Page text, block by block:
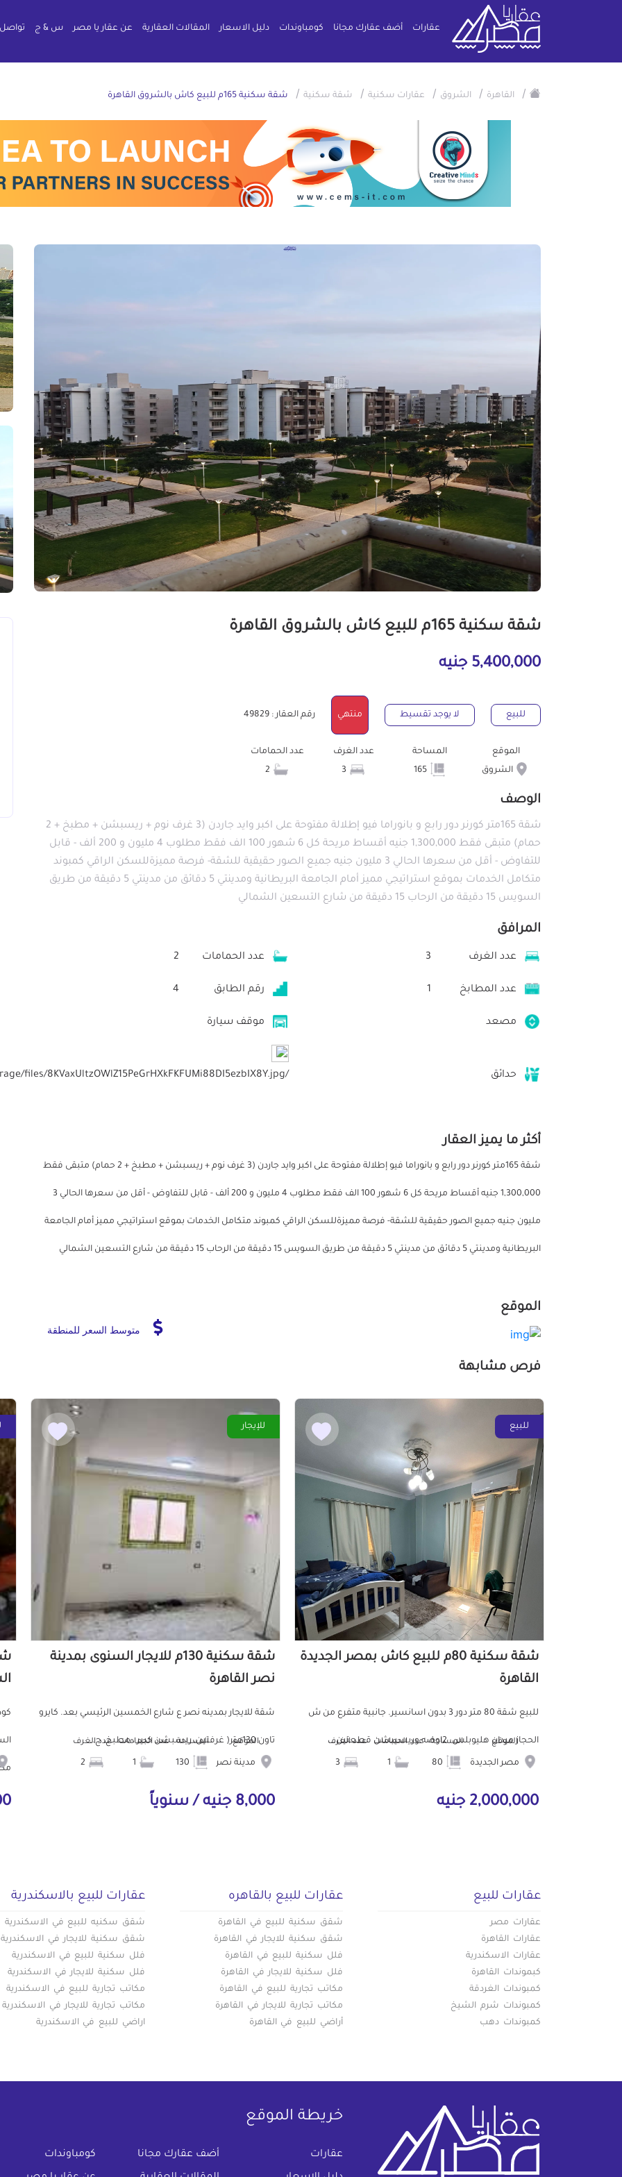
عقارات أضف عقارك مجانا كومباوندات دليل الاسعار المقالات العقارية عن عقار يا مصر س & ج
/ القاهرة / الشروق / عقارات سكنية / شقة سكنية / شقة سكنية 165م للبيع كاش بالشروق القاهرة
شقة سكنية 165م للبيع كاش بالشروق القاهرة
5,400,000 جنيه
للبيع لا يوجد تقسيط منتهي رقم العقار : 49829
الموقع
الشروق
المساحة
165
عدد الغرف
عدد الحمامات
الوصف
شقة 165متر كورنر دور رابع و بانوراما فيو إطلالة مفتوحة على اكبر وايد جاردن (3 غرف نوم + ريسبشن + مطبخ + 2
حمام) متبقى فقط 1,300,000 جنيه أقساط مريحة كل 6 شهور 100 الف فقط مطلوب 4 مليون و 200 ألف - قابل
للتفاوض - أقل من سعرها الحالي 3 مليون جنيه جميع الصور حقيقية للشقة- فرصة مميزةللسكن الراقي كمبوند
متكامل الخدمات بموقع استراتيجي مميز أمام الجامعة البريطانية ومدينتي 5 دقائق من مدينتي 5 دقيقة من طريق
السويس 15 دقيقة من الرحاب 15 دقيقة من شارع التسعين الشمالي
المرافق
عدد الغرف 3 عدد الحمامات 2
عدد المطابخ 1 رقم الطابق 4
مصعد موقف سيارة
حدائق /storage/files/8KVaxUltzOWlZ15PeGrHXkFKFUMi88DI5ezbIX8Y.jpg
أكثر ما يميز العقار
شقة 165متر كورنر دور رابع و بانوراما فيو إطلالة مفتوحة على اكبر وايد جاردن (3 غرف نوم + ريسبشن + مطبخ + 2 حمام) متبقى فقط
1,300,000 جنيه أقساط مريحة كل 6 شهور 100 الف فقط مطلوب 4 مليون و 200 ألف - قابل للتفاوض - أقل من سعرها الحالي 3
مليون جنيه جميع الصور حقيقية للشقة- فرصة مميزةللسكن الراقي كمبوند متكامل الخدمات بموقع استراتيجي مميز أمام الجامعة
البريطانية ومدينتي 5 دقائق من مدينتي 5 دقيقة من طريق السويس 15 دقيقة من الرحاب 15 دقيقة من شارع التسعين الشمالي
الموقع
متوسط السعر للمنطقة
فرص مشابهة
للبيع
شقة سكنية 80م للبيع كاش بمصر الجديدة
القاهرة
للبيع شقة 80 متر دور 3 بدون اسانسير. جانبية متفرع من ش
الحجاز ميدان هليوبلس. 2اوضه وريسيبشن قطعتين...
الموقع
مصر الجديدة
المساحة عدد الحمامات عدد الغرف
2,000,000 جنيه
للإيجار
شقة سكنية 130م للايجار السنوى بمدينة
نصر القاهرة
شقة للايجار بمدينه نصر ع شارع الخمسين الرئيسي بعد. كايرو
تاون 130متر( غرفتين، ريسبشن كبير ، مطبخ، ح...الموقع
مدينة نصر
المساحة عدد الحمامات عدد الغرف
8,000 جنيه / سنوياً
عقارات للبيع
عقارات مصر
عقارات القاهرة
عقارات الاسكندرية
كبموندات القاهرة
كمبوندات الغردقة
كمبوندات شرم الشيخ
كمبوندات دهب
عقارات للبيع بالقاهره
شقق سكنية للبيع في القاهرة
شقق سكنية للايجار في القاهرة
فلل سكنية للبيع في القاهرة
فلل سكنية للايجار في القاهرة
مكاتب تجارية للبيع في القاهرة
مكاتب تجارية للايجار في القاهرة
أراضي للبيع في القاهرة
عقارات للبيع بالاسكندرية
شقق سكنيه للبيع في الاسكندرية
شقق سكنية للايجار في الاسكندرية
فلل سكنية للبيع في الاسكندرية
فلل سكنية للايجار في الاسكندرية
مكاتب تجارية للبيع في الاسكندرية
مكاتب تجارية للايجار في الاسكندرية
اراضي للبيع في الاسكندرية
خريطة الموقع
عقارات أضف عقارك مجانا كومباوندات